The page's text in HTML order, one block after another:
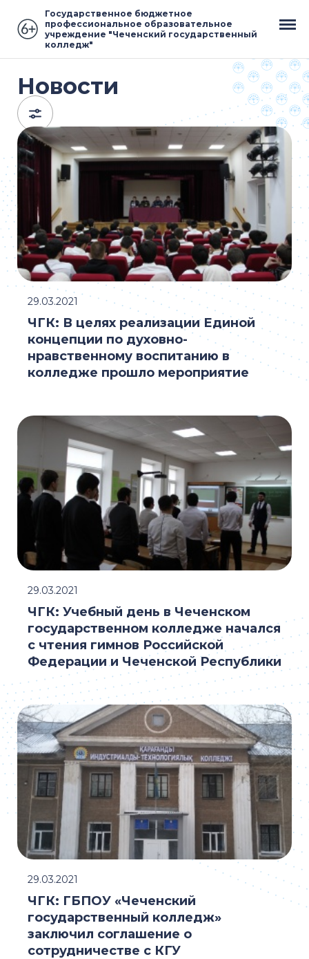
Государственное бюджетное
профессиональное образовательное
учреждение "Чеченский государственный
колледж"
Новости
ЧГК: В целях реализации Единой
концепции по духовно-
нравственному воспитанию в
колледже прошло мероприятие
29.03.2021
ЧГК: Учебный день в Чеченском
государственном колледже начался
с чтения гимнов Российской
Федерации и Чеченской Республики
29.03.2021
ЧГК: ГБПОУ «Чеченский
государственный колледж»
заключил соглашение о
сотрудничестве с КГУ
29.03.2021